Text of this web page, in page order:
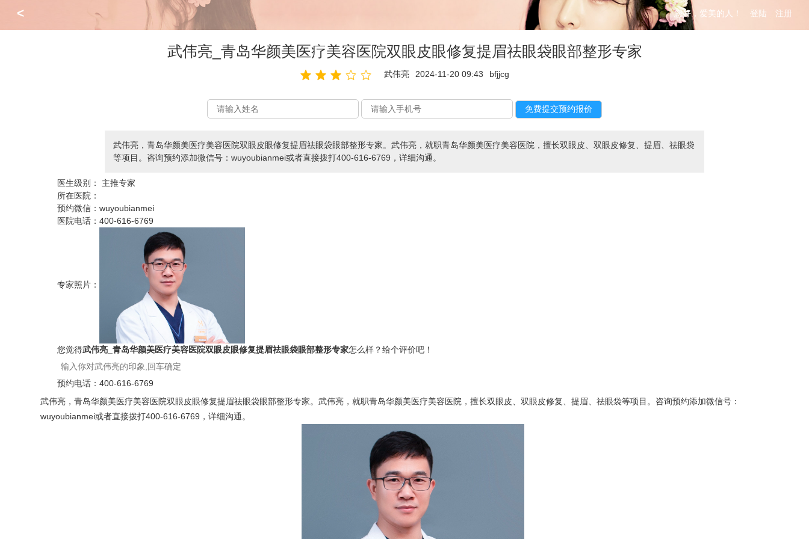
< 您好，爱美的人！ 登陆 注册
武伟亮_青岛华颜美医疗美容医院双眼皮眼修复提眉祛眼袋眼部整形专家
武伟亮 2024-11-20 09:43 bfjjcg
武伟亮，青岛华颜美医疗美容医院双眼皮眼修复提眉祛眼袋眼部整形专家。武伟亮，就职青岛华颜美医疗美容医院，擅长双眼皮、双眼皮修复、提眉、祛眼袋
等项目。咨询预约添加微信号：wuyoubianmei或者直接拨打400-616-6769，详细沟通。
医生级别：
主推专家
所在医院：
预约微信：wuyoubianmei
医院电话：400-616-6769
专家照片：
您觉得武伟亮_青岛华颜美医疗美容医院双眼皮眼修复提眉祛眼袋眼部整形专家怎么样？给个评价吧！
预约电话：400-616-6769
武伟亮，青岛华颜美医疗美容医院双眼皮眼修复提眉祛眼袋眼部整形专家。武伟亮，就职青岛华颜美医疗美容医院，擅长双眼皮、双眼皮修复、提眉、祛眼袋等项目。咨询预约添加微信号：
wuyoubianmei或者直接拨打400-616-6769，详细沟通。